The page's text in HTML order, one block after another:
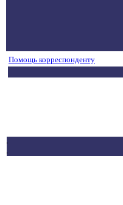
Помощь корреспонденту